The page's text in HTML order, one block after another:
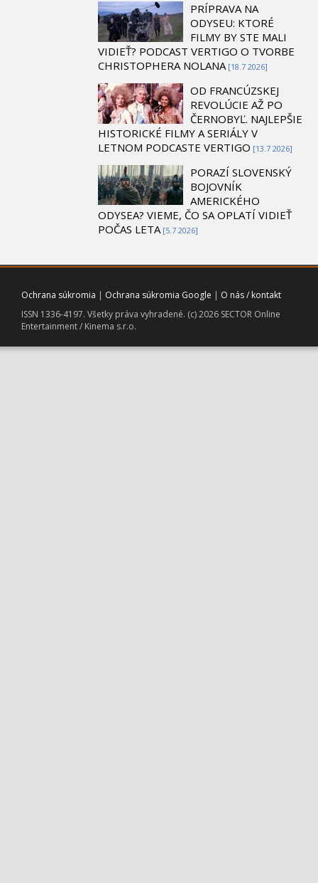
PRÍPRAVA NA
ODYSEU: KTORÉ
FILMY BY STE MALI
VIDIEŤ? PODCAST VERTIGO O TVORBE
CHRISTOPHERA NOLANA [18.7 2026]
OD FRANCÚZSKEJ
REVOLÚCIE AŽ PO
ČERNOBYĽ. NAJLEPŠIE
HISTORICKÉ FILMY A SERIÁLY V
LETNOM PODCASTE VERTIGO [13.7 2026]
PORAZÍ SLOVENSKÝ
BOJOVNÍK
AMERICKÉHO
ODYSEA? VIEME, ČO SA OPLATÍ VIDIEŤ
POČAS LETA [5.7 2026]
Ochrana súkromia | Ochrana súkromia Google | O nás / kontakt
ISSN 1336-4197. Všetky práva vyhradené. (c) 2026 SECTOR Online
Entertainment / Kinema s.r.o.